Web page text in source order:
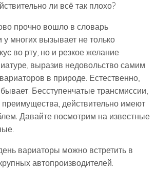
ли всё так плохо?
прочно вошло в словарь
у многих вызывает не только
во рту, но и резкое желание
выразив недовольство самим
в природе. Естественно,
Бесступенчатые трансмиссии,
действительно имеют
Давайте посмотрим на известные
вариаторы можно встретить в
автопроизводителей.